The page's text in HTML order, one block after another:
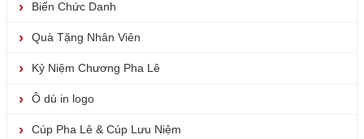
Biển Chức Danh
Quà Tặng Nhân Viên
Kỷ Niệm Chương Pha Lê
Ô dù in logo
Cúp Pha Lê & Cúp Lưu Niệm